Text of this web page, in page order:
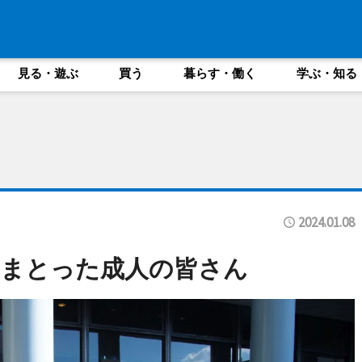
見る・遊ぶ 買う 暮らす・働く 学ぶ・知る
2024.01.08
とった成人の皆さん